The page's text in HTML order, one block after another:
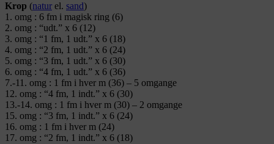
Krop (natur el. sand)
1. omg : 6 fm i magisk ring (6)
2. omg : “udt.” x 6 (12)
3. omg : “1 fm, 1 udt.” x 6 (18)
4. omg : “2 fm, 1 udt.” x 6 (24)
5. omg : “3 fm, 1 udt.” x 6 (30)
6. omg : “4 fm, 1 udt.” x 6 (36)
7.-11. omg : 1 fm i hver m (36) – 5 omgange
12. omg : “4 fm, 1 indt.” x 6 (30)
13.-14. omg : 1 fm i hver m (30) – 2 omgange
15. omg : “3 fm, 1 indt.” x 6 (24)
16. omg : 1 fm i hver m (24)
17. omg : “2 fm, 1 indt.” x 6 (18)